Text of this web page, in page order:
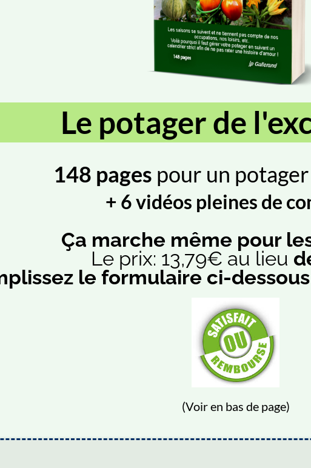
Le potager de
148 pages pour un
+ 6 vidéos pleines de
Ça marche même pour
Le prix: 13,79€ au lieu
le formulaire ci-
(Voir en bas de page)